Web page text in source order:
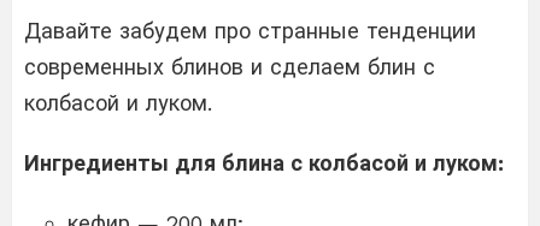
Давайте забудем про странные тенденции
современных блинов и сделаем блин с
колбасой и луком.
Ингредиенты для блина с колбасой и луком: